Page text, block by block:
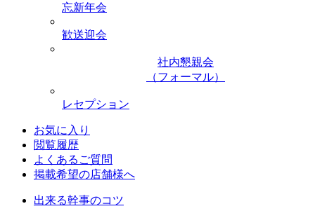
忘新年会
歓送迎会
社内懇親会
（フォーマル）
レセプション
お気に入り
閲覧履歴
よくあるご質問
掲載希望の店舗様へ
出来る幹事のコツ